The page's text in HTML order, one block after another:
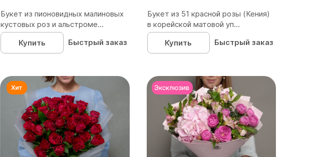
Букет из пионовидных малиновых
кустовых роз и альстроме...
Купить
Быстрый заказ
Букет из 51 красной розы (Кения)
в корейской матовой уп...
Купить
Быстрый заказ